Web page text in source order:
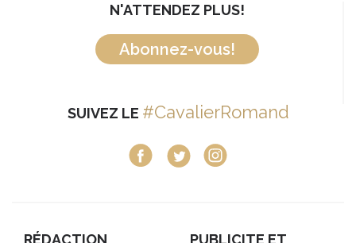
N'ATTENDEZ PLUS!
Abonnez-vous!
SUIVEZ LE #CavalierRomand
RÉDACTION
PUBLICITE ET